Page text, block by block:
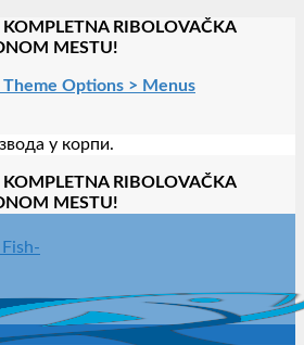
KOMPLETNA RIBOLOVAČKA
MESTU!
Theme Options > Menus
у корпи.
KOMPLETNA RIBOLOVAČKA
MESTU!